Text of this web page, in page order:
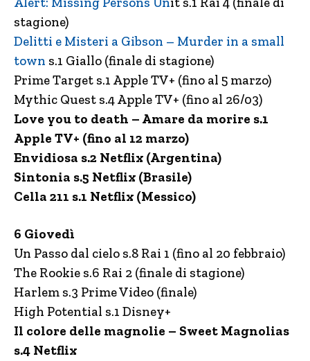
stagione)
Delitti e Misteri a Gibson – Murder in a small
town s.1 Giallo (finale di stagione)
Prime Target s.1 Apple TV+ (fino al 5 marzo)
Mythic Quest s.4 Apple TV+ (fino al 26/03)
Love you to death – Amare da morire s.1
Apple TV+ (fino al 12 marzo)
Envidiosa s.2 Netflix (Argentina)
Sintonia s.5 Netflix (Brasile)
Cella 211 s.1 Netflix (Messico)
6 Giovedì
Un Passo dal cielo s.8 Rai 1 (fino al 20 febbraio)
The Rookie s.6 Rai 2 (finale di stagione)
Harlem s.3 Prime Video (finale)
High Potential s.1 Disney+
Il colore delle magnolie – Sweet Magnolias
s.4 Netflix